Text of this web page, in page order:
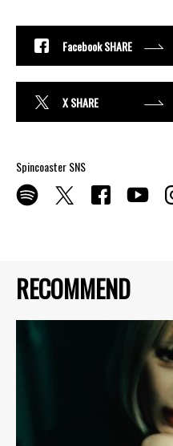
RECOMMEND
Facebook SHARE
X SHARE
Spincoaster SNS